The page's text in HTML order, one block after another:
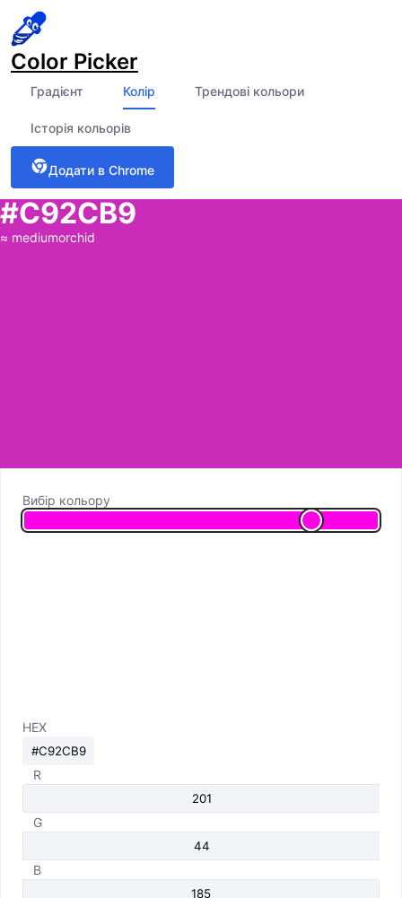
Color Picker
Градієнт Колір Трендові кольори
Історія кольорів
Додати в Chrome
#C92CB9
≈ mediumorchid
Вибір кольору
HEX
R
G
B